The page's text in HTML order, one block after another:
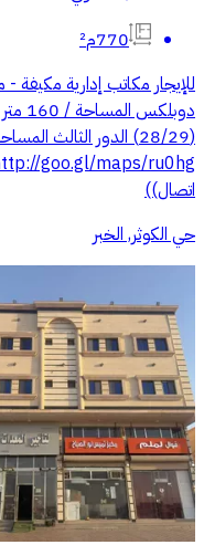
770م²
اتصال))
حي الكوثر, الخبر